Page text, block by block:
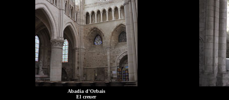
Abadia d'Orbais
El creuer